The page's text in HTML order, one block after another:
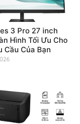
3 Pro 27 inch
Hình Tối Ưu Cho
Cầu Của Bạn